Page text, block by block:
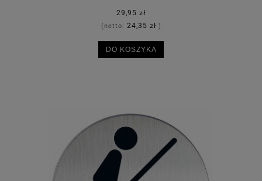
29,95 zł
(netto: 24,35 zł )
DO KOSZYKA